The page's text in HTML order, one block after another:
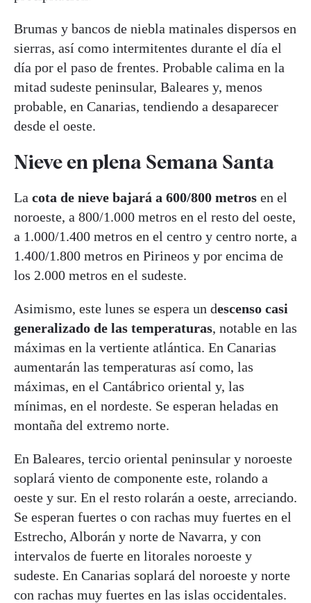
Brumas y bancos de niebla matinales dispersos en
sierras, así como intermitentes durante el día el
día por el paso de frentes. Probable calima en la
mitad sudeste peninsular, Baleares y, menos
probable, en Canarias, tendiendo a desaparecer
desde el oeste.
Nieve en plena Semana Santa
La cota de nieve bajará a 600/800 metros en el
noroeste, a 800/1.000 metros en el resto del oeste,
a 1.000/1.400 metros en el centro y centro norte, a
1.400/1.800 metros en Pirineos y por encima de
los 2.000 metros en el sudeste.
Asimismo, este lunes se espera un descenso casi
generalizado de las temperaturas, notable en las
máximas en la vertiente atlántica. En Canarias
aumentarán las temperaturas así como, las
máximas, en el Cantábrico oriental y, las
mínimas, en el nordeste. Se esperan heladas en
montaña del extremo norte.
En Baleares, tercio oriental peninsular y noroeste
soplará viento de componente este, rolando a
oeste y sur. En el resto rolarán a oeste, arreciando.
Se esperan fuertes o con rachas muy fuertes en el
Estrecho, Alborán y norte de Navarra, y con
intervalos de fuerte en litorales noroeste y
sudeste. En Canarias soplará del noroeste y norte
con rachas muy fuertes en las islas occidentales.